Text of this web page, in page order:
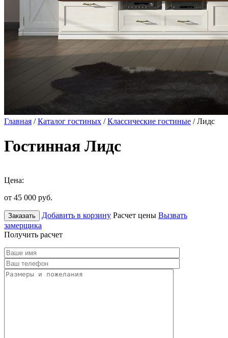
Главная /Каталог гостиных /Классические гостиные / Лидс
Гостинная Лидс
Цена:
от 45 000 руб.
Заказать Добавить в корзину Расчет цены Вызвать
замерщика
Получить расчет